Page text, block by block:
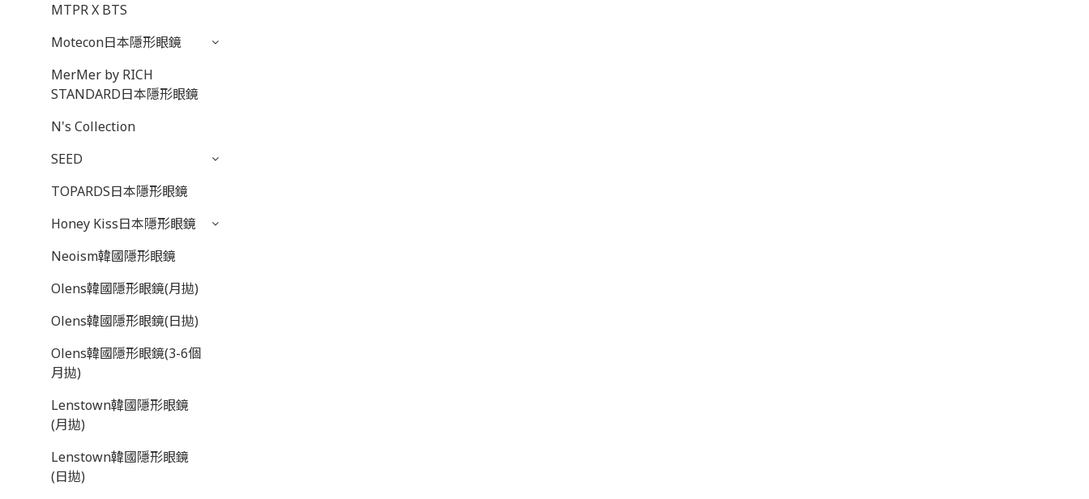
MTPR X BTS
Motecon日本隱形眼鏡
MerMer by RICH
STANDARD日本隱形眼鏡
N's Collection
SEED
TOPARDS日本隱形眼鏡
Honey Kiss日本隱形眼鏡
Neoism韓國隱形眼鏡
Olens韓國隱形眼鏡(月拋)
Olens韓國隱形眼鏡(日拋)
Olens韓國隱形眼鏡(3-6個
月拋)
Lenstown韓國隱形眼鏡
(月拋)
Lenstown韓國隱形眼鏡
(日拋)